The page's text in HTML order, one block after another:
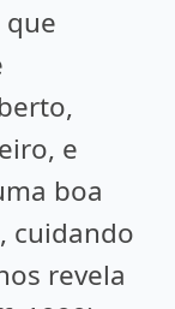
que
e
boa
cuidando
revela